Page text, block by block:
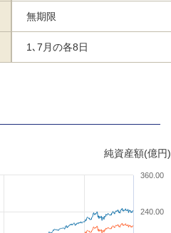
無期限
1､7月の各8日
純資産額(億円)
240.00
360.00